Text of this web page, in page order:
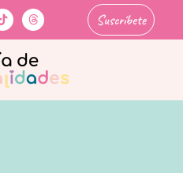
Suscríbete